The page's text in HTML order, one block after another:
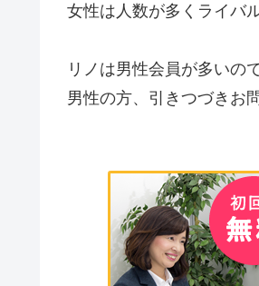
女性は人数が多くライバ
リノは男性会員が多いの
男性の方、引きつづきお